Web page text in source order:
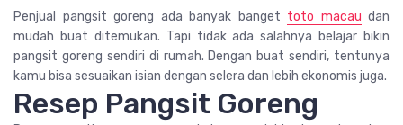
Penjual pangsit goreng ada banyak banget toto macau dan
mudah buat ditemukan. Tapi tidak ada salahnya belajar bikin
pangsit goreng sendiri di rumah. Dengan buat sendiri, tentunya
kamu bisa sesuaikan isian dengan selera dan lebih ekonomis juga.
Resep Pangsit Goreng